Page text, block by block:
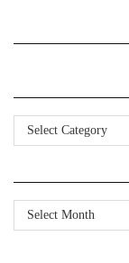
Kategorier
Arkiv